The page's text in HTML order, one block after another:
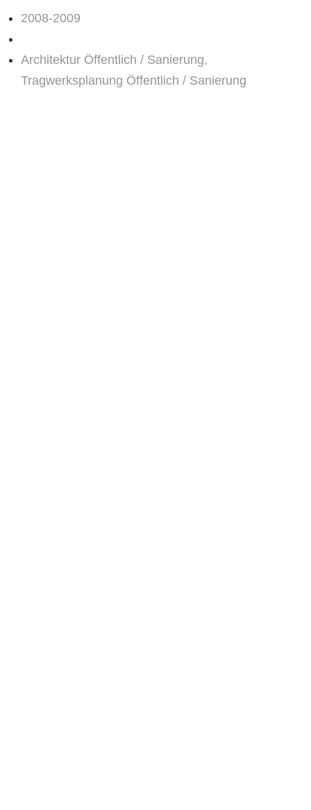
2008-2009
Architektur Öffentlich / Sanierung,
Tragwerksplanung Öffentlich / Sanierung